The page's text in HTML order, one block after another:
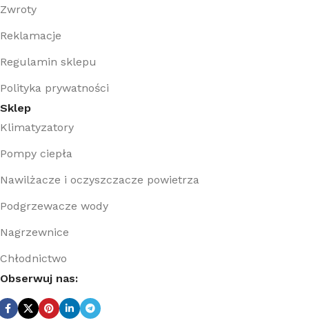
Zwroty
Reklamacje
Regulamin sklepu
Polityka prywatności
Sklep
Klimatyzatory
Pompy ciepła
Nawilżacze i oczyszczacze powietrza
Podgrzewacze wody
Nagrzewnice
Chłodnictwo
Obserwuj nas: